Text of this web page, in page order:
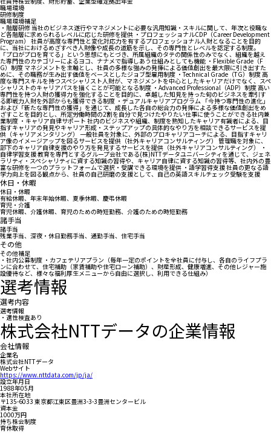
職場環境
研修制度
職場環境補足
・階層研修 当社のビジネス遂行やマネジメントに必要な汎用知識・スキルに関して、年次と役職な
ど各階層に求められるレベルに応じた研修を提供 ・プロフェッショナルCDP（Career Development
Program） 社員が高度な専門性と変化対応力を有するプロフェッショナル人財となることを目的
に、当社におけるめざすべき人財像や成長の道筋を示し、その専門性とレベルを認定する制度。
「プロがプロを育てる」という思想にもとづき、所属組織のタテの関係性のみでなく、組織を越え
た専門性のカテゴリーによるヨコ、ナナメで指導しあう仕組みとしても機能 ・Flexible Grade（F
G）制度 マネジメントを主軸とし、社員の多様な強みの発揮による価値創出を最大限に引き出すた
めに、その職務が生み出す価値をベースとしたジョブ型雇用制度 ・Technical Grade（TG）制度 高
度な専門スキルを持つスペシャリスト人財が、マネジメントを中心としたキャリアだけでなく、スペ
シャリストのキャリアパスを描くことが可能となる制度 ・Advanced Professional（ADP）制度 高い
専門性を持つ人財の獲得力を強化することを目的に、卓越した知見を持った旬のビジネスを牽引す
る即戦力人財を外部からも獲得できる制度 ・デュアルキャリアプログラム 「今持つ専門性の進化」
および「新たな専門性の獲得」を通じて、成長した各自の総合力の発揮による多様な価値創出をめ
ざすことを目的とし、所定労働時間の2割を自分で見つけたやりたい仕事に使うことができる社内兼
業制度 ・キャリア自律サポート 社内のビジネスや組織、制度を熟知したキャリア有識者による、目
指すキャリアの発見やキャリア形成・ステップアップの具体的なやり方を相談できるサービスを提
供（キャリアメンタリング） 一般社員を対象に、外部のプロキャリアコーチによる、目指すキャリ
ア像のイメージアップを図るサービスを提供（社外キャリアコンサルティング） 管理職を対象に、
部下のキャリア自律支援のやり方を発見するサービスを提供（社外キャリアコンサルティング） ・
自律学習支援 教育を専門とするグループ会社である(株)NTTデータユニバーシティを通じて、ジェネ
ラリティ・スペシャリティに資する知識の習得や、キャリア自律に資する知識の習得等、社内外の豊
富な研修を一つのプラットフォームで選択・受講できる環境を提供 ・語学習得支援 社員の更なる語
学力向上を図る観点から、社員の自己研磨の支援として、自己の英語スキルチェック受験を支援
休日・休暇
休日・休暇
有給休暇、年末年始休暇、夏季休暇、慶弔休暇
育児・介護
育児休暇、介護休暇、育児のための時短勤務、介護のための時短勤務
諸手当
諸手当
残業手当、深夜・休日勤務手当、通勤手当、住宅手当
その他
その他補足
・社内公募制度 ・カフェテリアプラン（毎年一定のポイントを全社員に付与し、各自のライフプラ
ンに合わせて、住宅補助（家賃補助や住宅ローン補助）、財産形成、健康増進、その他レジャー施
設優待など、様々な福利厚生メニューから自由に選択し、利用できる仕組み）
選考情報
選考内容
選考情報
・適性検査あり
株式会社NTTデータの企業情報
会社情報
企業名
株式会社NTTデータ
Webサイト
https://www.nttdata.com/jp/ja/
設立年月日
1988年05月
本社所在地
〒135-6033 東京都江東区豊洲3-3-3豊洲センタービル
資本金
1000万円
持ち株会制度
育休取得